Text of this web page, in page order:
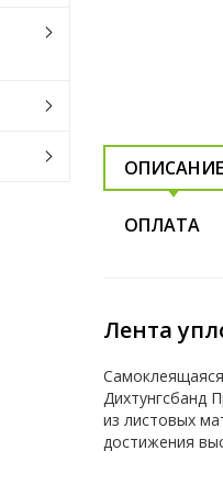
ОПИСАНИЕ
ОПЛАТА
Лента
Дихтунгсбанд
из листовых
достижения